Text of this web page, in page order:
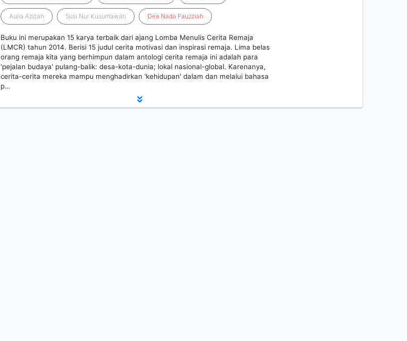
Aulia Azizah Susi Nur Kusumawati Dea Nada Fauzziah
Buku ini merupakan 15 karya terbaik dari ajang Lomba Menulis Cerita Remaja
(LMCR) tahun 2014. Berisi 15 judul cerita motivasi dan inspirasi remaja. Lima belas
orang remaja kita yang berhimpun dalam antologi cerita remaja ini adalah para
'pejalan budaya' pulang-balik: desa-kota-dunia; lokal nasional-global. Karenanya,
cerita-cerita mereka mampu menghadirkan 'kehidupan' dalam dan melalui bahasa
p…